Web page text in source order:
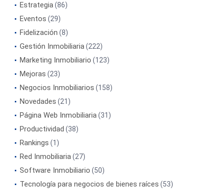
Estrategia(86)
Eventos (29)
Fidelización (8)
Gestión Inmobiliaria(222)
Marketing Inmobiliario (123)
Mejoras (23)
Negocios Inmobiliarios (158)
Novedades (21)
Página Web Inmobiliaria(31)
Productividad (38)
Rankings (1)
Red Inmobiliaria(27)
Software Inmobiliario (50)
Tecnología para negocios de bienes raíces (53)